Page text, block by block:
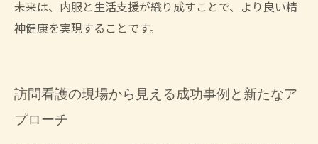
未来は、内服と生活支援が織り成すことで、より良い精
神健康を実現することです。
訪問看護の現場から見える成功事例と新たなア
プローチ